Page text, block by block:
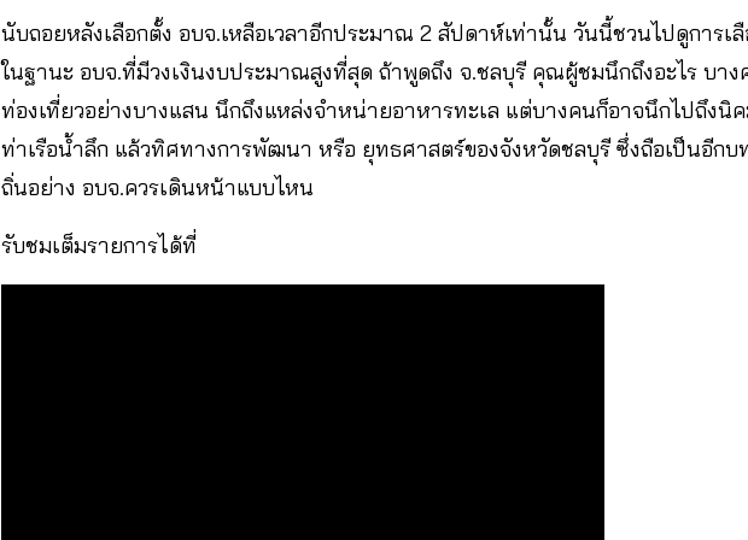
นับถอยหลังเลือกตั้ง อบจ.เหลือเวลาอีกประมาณ 2 สัปดาห์เท่านั้น วันนี้ชวนไปดูการเ
ในฐานะ อบจ.ที่มีวงเงินงบประมาณสูงที่สุด ถ้าพูดถึง จ.ชลบุรี คุณผู้ชมนึกถึงอะไร บา
ท่องเที่ยวอย่างบางแสน นึกถึงแหล่งจำหน่ายอาหารทะเล แต่บางคนก็อาจนึกไปถึงนิ
ท่าเรือน้ำลึก แล้วทิศทางการพัฒนา หรือ ยุทธศาสตร์ของจังหวัดชลบุรี ซึ่งถือเป็นอีก
ถิ่นอย่าง อบจ.ควรเดินหน้าแบบไหน
รับชมเต็มรายการได้ที่